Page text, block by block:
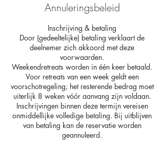
l
p
e
n
Annuleringsbeleid
Inschrijving & betaling
Door (gedeeltelijke) betaling verklaart de
deelnemer zich akkoord met deze
voorwaarden.
Weekendretreats worden in één keer betaald.
Voor retreats van een week geldt een
voorschotregeling; het resterende bedrag moet
uiterlijk 8 weken vóór aanvang zijn voldaan.
Inschrijvingen binnen deze termijn vereisen
onmiddellijke volledige betaling. Bij uitblijven
van betaling kan de reservatie worden
geannuleerd.